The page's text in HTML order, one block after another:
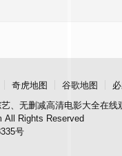
奇虎地图 谷歌地图
、无删减高清电影大全在线
All Rights Reserved
号